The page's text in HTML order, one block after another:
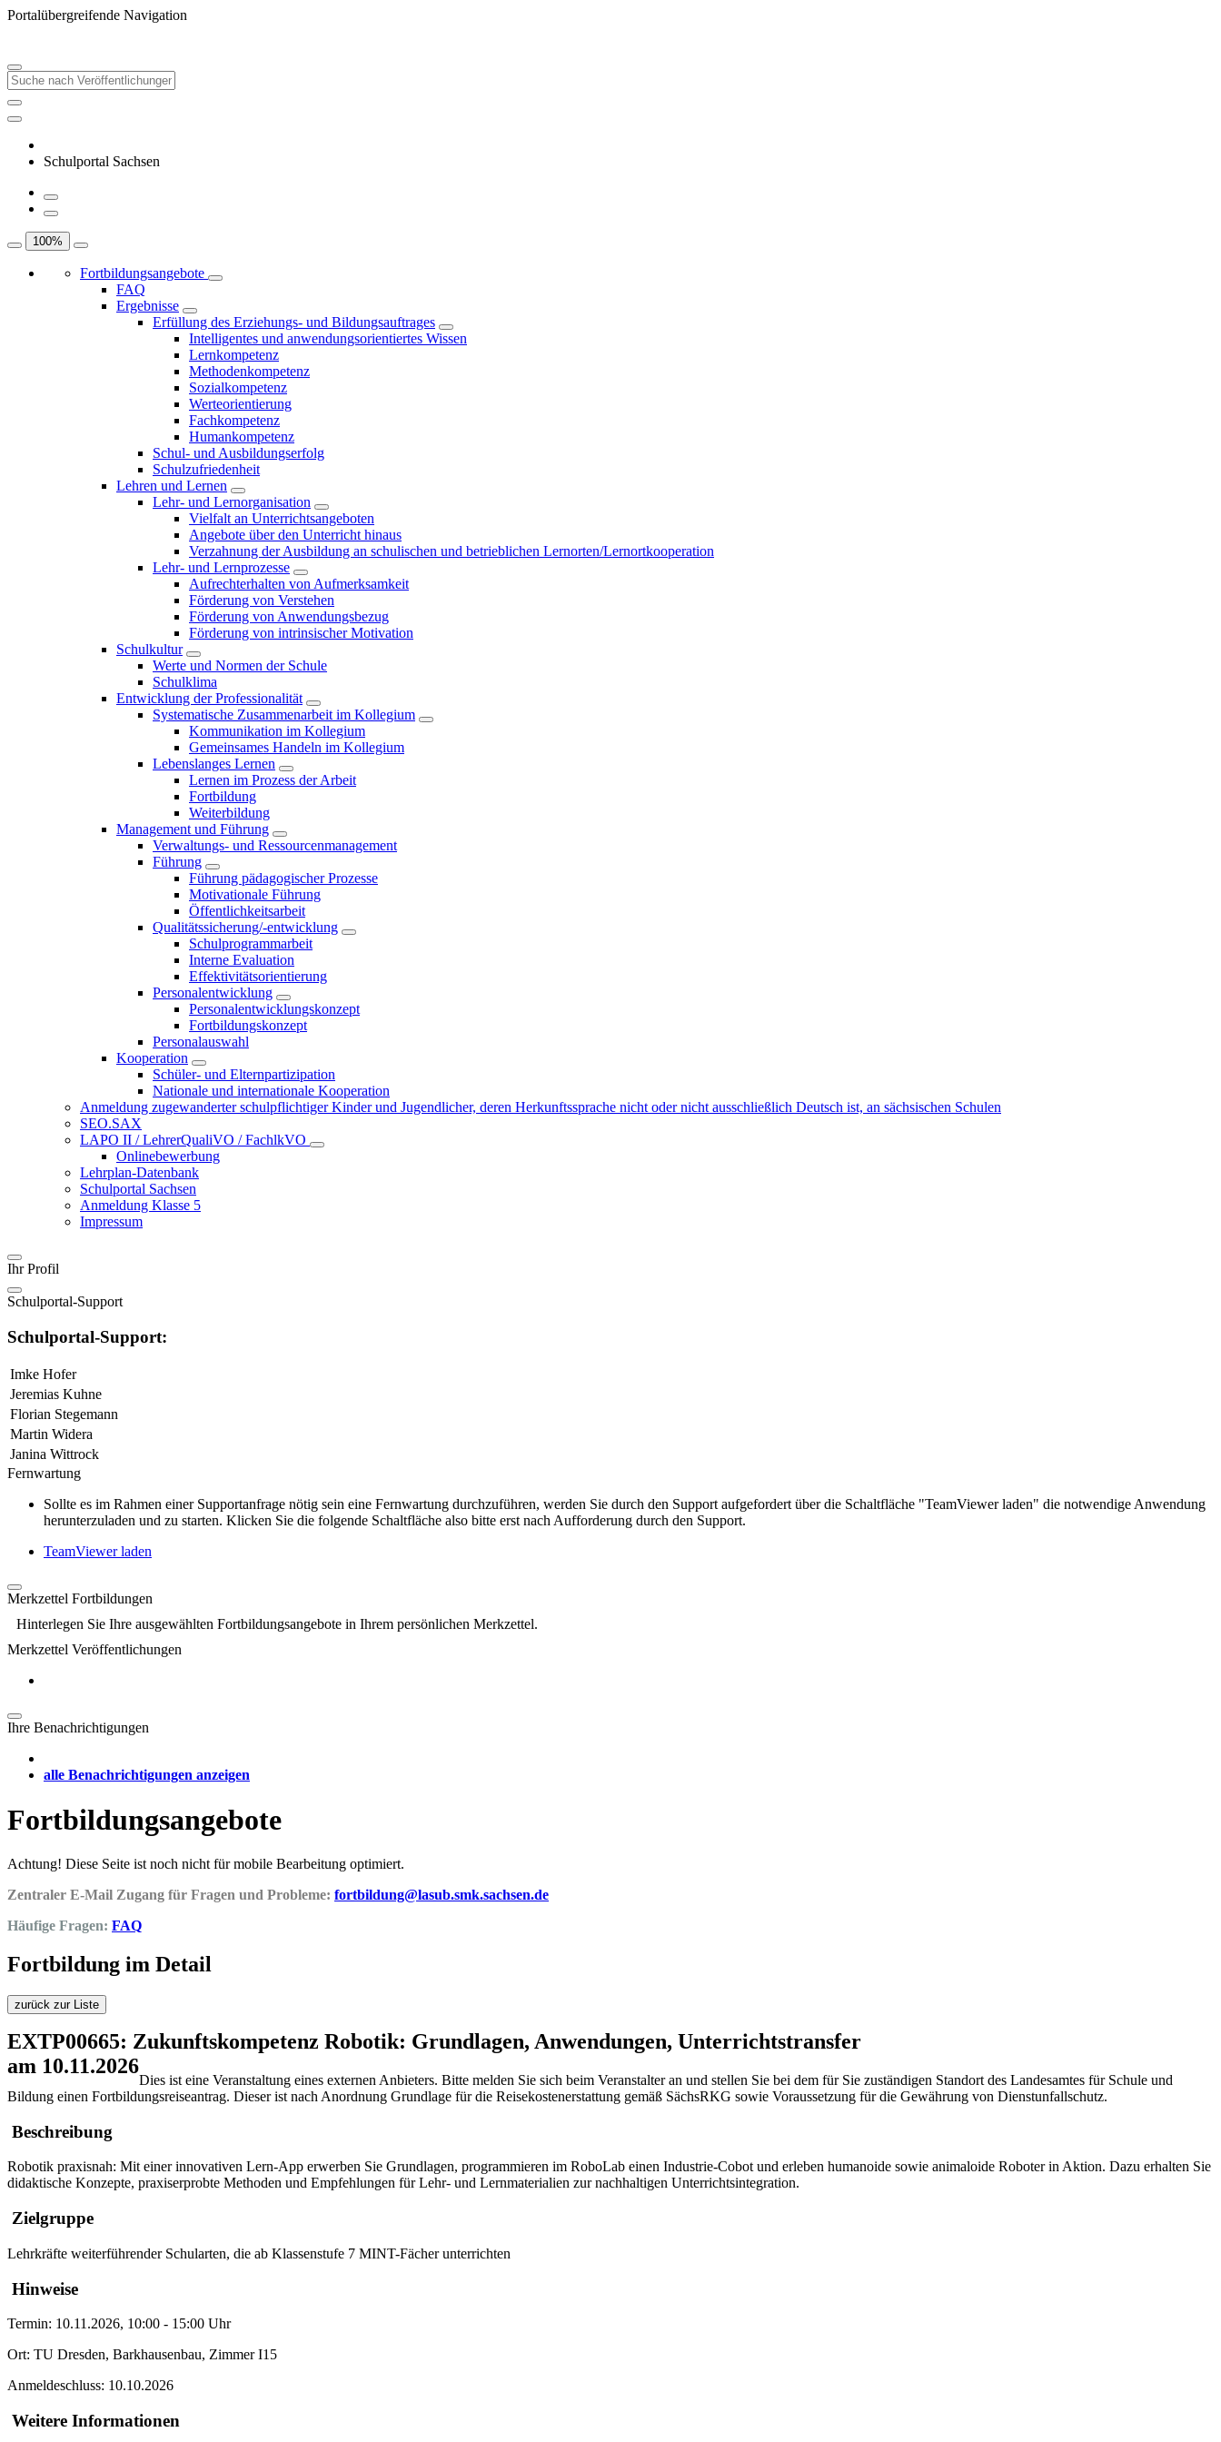
Portalübergreifende Navigation
Schulportal Sachsen
100%
Fortbildungsangebote
FAQ
Ergebnisse
Erfüllung des Erziehungs- und Bildungsauftrages
Intelligentes und anwendungsorientiertes Wissen
Lernkompetenz
Methodenkompetenz
Sozialkompetenz
Werteorientierung
Fachkompetenz
Humankompetenz
Schul- und Ausbildungserfolg
Schulzufriedenheit
Lehren und Lernen
Lehr- und Lernorganisation
Vielfalt an Unterrichtsangeboten
Angebote über den Unterricht hinaus
Verzahnung der Ausbildung an schulischen und betrieblichen Lernorten/Lernortkooperation
Lehr- und Lernprozesse
Aufrechterhalten von Aufmerksamkeit
Förderung von Verstehen
Förderung von Anwendungsbezug
Förderung von intrinsischer Motivation
Schulkultur
Werte und Normen der Schule
Schulklima
Entwicklung der Professionalität
Systematische Zusammenarbeit im Kollegium
Kommunikation im Kollegium
Gemeinsames Handeln im Kollegium
Lebenslanges Lernen
Lernen im Prozess der Arbeit
Fortbildung
Weiterbildung
Management und Führung
Verwaltungs- und Ressourcenmanagement
Führung
Führung pädagogischer Prozesse
Motivationale Führung
Öffentlichkeitsarbeit
Qualitätssicherung/-entwicklung
Schulprogrammarbeit
Interne Evaluation
Effektivitätsorientierung
Personalentwicklung
Personalentwicklungskonzept
Fortbildungskonzept
Personalauswahl
Kooperation
Schüler- und Elternpartizipation
Nationale und internationale Kooperation
Anmeldung zugewanderter schulpflichtiger Kinder und Jugendlicher, deren Herkunftssprache nicht oder nicht ausschließlich Deutsch ist, an sächsischen Schulen
SEO.SAX
LAPO II / LehrerQualiVO / FachlkVO
Onlinebewerbung
Lehrplan-Datenbank
Schulportal Sachsen
Anmeldung Klasse 5
Impressum
Ihr Profil
Schulportal-Support
Schulportal-Support:
Imke Hofer
Jeremias Kuhne
Florian Stegemann
Martin Widera
Janina Wittrock
Fernwartung
Sollte es im Rahmen einer Supportanfrage nötig sein eine Fernwartung durchzuführen, werden Sie durch den Support aufgefordert über die Schaltfläche "TeamViewer laden" die notwendige Anwendung
herunterzuladen und zu starten. Klicken Sie die folgende Schaltfläche also bitte erst nach Aufforderung durch den Support.
TeamViewer laden
Merkzettel Fortbildungen
Hinterlegen Sie Ihre ausgewählten Fortbildungsangebote in Ihrem persönlichen Merkzettel.
Merkzettel Veröffentlichungen
Ihre Benachrichtigungen
alle Benachrichtigungen anzeigen
Fortbildungsangebote
Achtung! Diese Seite ist noch nicht für mobile Bearbeitung optimiert.
Zentraler E-Mail Zugang für Fragen und Probleme: fortbildung@lasub.smk.sachsen.de
Häufige Fragen: FAQ
Fortbildung im Detail
zurück zur Liste
EXTP00665: Zukunftskompetenz Robotik: Grundlagen, Anwendungen, Unterrichtstransfer
am 10.11.2026
Dies ist eine Veranstaltung eines externen Anbieters. Bitte melden Sie sich beim Veranstalter an und stellen Sie bei dem für Sie zuständigen Standort des Landesamtes für Schule und
Bildung einen Fortbildungsreiseantrag. Dieser ist nach Anordnung Grundlage für die Reisekostenerstattung gemäß SächsRKG sowie Voraussetzung für die Gewährung von Dienstunfallschutz.
Beschreibung
Robotik praxisnah: Mit einer innovativen Lern-App erwerben Sie Grundlagen, programmieren im RoboLab einen Industrie-Cobot und erleben humanoide sowie animaloide Roboter in Aktion. Dazu erhalten Sie
didaktische Konzepte, praxiserprobte Methoden und Empfehlungen für Lehr- und Lernmaterialien zur nachhaltigen Unterrichtsintegration.
Zielgruppe
Lehrkräfte weiterführender Schularten, die ab Klassenstufe 7 MINT-Fächer unterrichten
Hinweise
Termin: 10.11.2026, 10:00 - 15:00 Uhr
Ort: TU Dresden, Barkhausenbau, Zimmer I15
Anmeldeschluss: 10.10.2026
Weitere Informationen